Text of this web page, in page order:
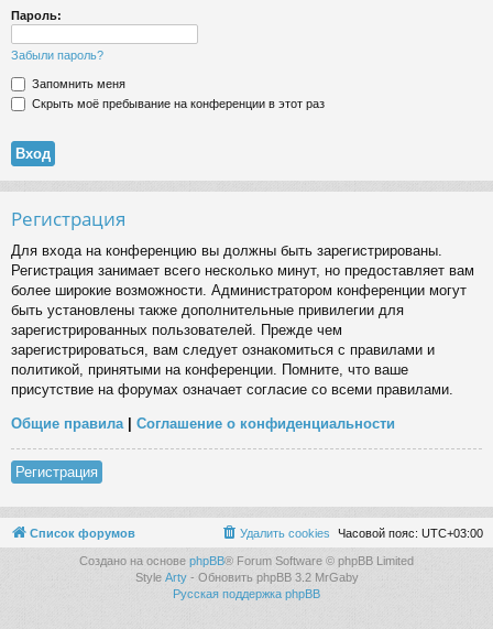
Пароль:
Забыли пароль?
Запомнить меня
Скрыть моё пребывание на конференции в этот раз
Регистрация
Для входа на конференцию вы должны быть зарегистрированы.
Регистрация занимает всего несколько минут, но предоставляет вам
более широкие возможности. Администратором конференции могут
быть установлены также дополнительные привилегии для
зарегистрированных пользователей. Прежде чем
зарегистрироваться, вам следует ознакомиться с правилами и
политикой, принятыми на конференции. Помните, что ваше
присутствие на форумах означает согласие со всеми правилами.
Общие правила | Соглашение о конфиденциальности
Регистрация
Список форумов Часовой пояс: UTC+03:00
Удалить cookies
Создано на основе phpBB® Forum Software © phpBB Limited
Style Arty- Обновить phpBB 3.2 MrGaby
Русская поддержка phpBB